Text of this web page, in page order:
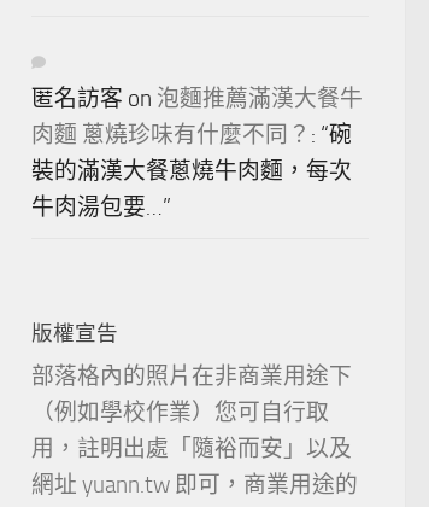
匿名訪客 on 泡麵推薦滿漢大餐牛
肉麵 蔥燒珍味有什麼不同？ : “碗
裝的滿漢大餐蔥燒牛肉麵，每次
牛肉湯包要…”
版權宣告
部落格內的照片在非商業用途下
（例如學校作業）您可自行取
用，註明出處「隨裕而安」以及
網址 yuann.tw 即可，商業用途的